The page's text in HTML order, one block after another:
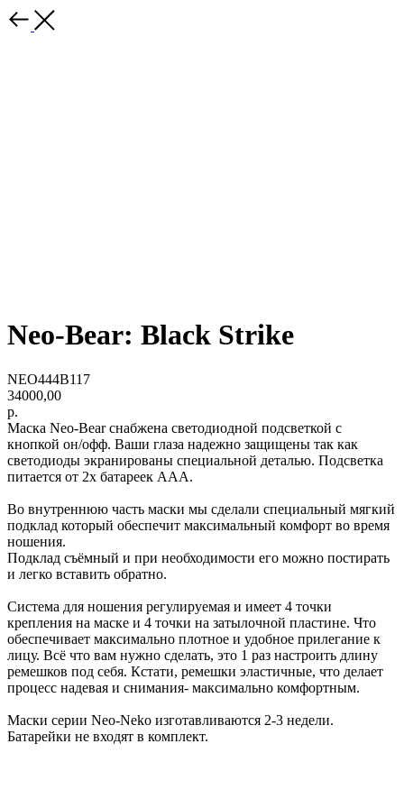
Neo-Bear: Black Strike
NEO444B117
34000,00
р.
Маска Neo-Bear снабжена светодиодной подсветкой с
кнопкой он/офф. Ваши глаза надежно защищены так как
светодиоды экранированы специальной деталью. Подсветка
питается от 2х батареек ААА.
Во внутреннюю часть маски мы сделали специальный мягкий
подклад который обеспечит максимальный комфорт во время
ношения.
Подклад съёмный и при необходимости его можно постирать
и легко вставить обратно.
Система для ношения регулируемая и имеет 4 точки
крепления на маске и 4 точки на затылочной пластине. Что
обеспечивает максимально плотное и удобное прилегание к
лицу. Всё что вам нужно сделать, это 1 раз настроить длину
ремешков под себя. Кстати, ремешки эластичные, что делает
процесс надевая и снимания- максимально комфортным.
Маски серии Neo-Neko изготавливаются 2-3 недели.
Батарейки не входят в комплект.